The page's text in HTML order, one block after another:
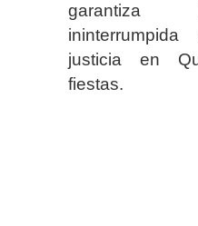
garantiza
justicia en
fiestas.